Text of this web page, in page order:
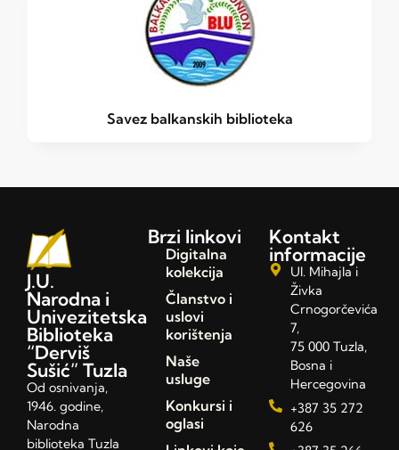
Savez balkanskih biblioteka
J.U.
Narodna i
Univezitetska
Biblioteka
“Derviš
Sušić” Tuzla
Od osnivanja,
1946. godine,
Narodna
biblioteka Tuzla
Brzi linkovi
Digitalna
kolekcija
Članstvo i
uslovi
korištenja
Naše
usluge
Konkursi i
oglasi
Kontakt
informacije
Ul. Mihajla i
Živka
Crnogorčevića
7,
75 000 Tuzla,
Bosna i
Hercegovina
+387 35 272
626